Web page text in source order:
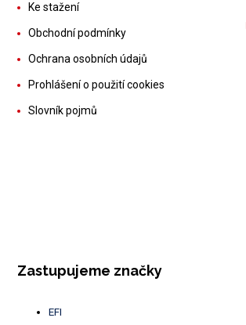
Ke stažení
Obchodní podmínky
Ochrana osobních údajů
Prohlášení o použití cookies
Slovník pojmů
Zastupujeme značky
EFI